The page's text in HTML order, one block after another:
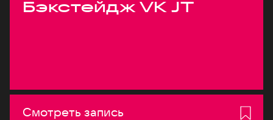
Бэкстейдж VK JT
Смотреть запись